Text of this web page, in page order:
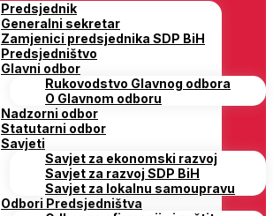
Predsjednik
Generalni sekretar
Zamjenici predsjednika SDP BiH
Predsjedništvo
Glavni odbor
Rukovodstvo Glavnog odbora
O Glavnom odboru
Nadzorni odbor
Statutarni odbor
Savjeti
Savjet za ekonomski razvoj
Savjet za razvoj SDP BiH
Savjet za lokalnu samoupravu
Odbori Predsjedništva